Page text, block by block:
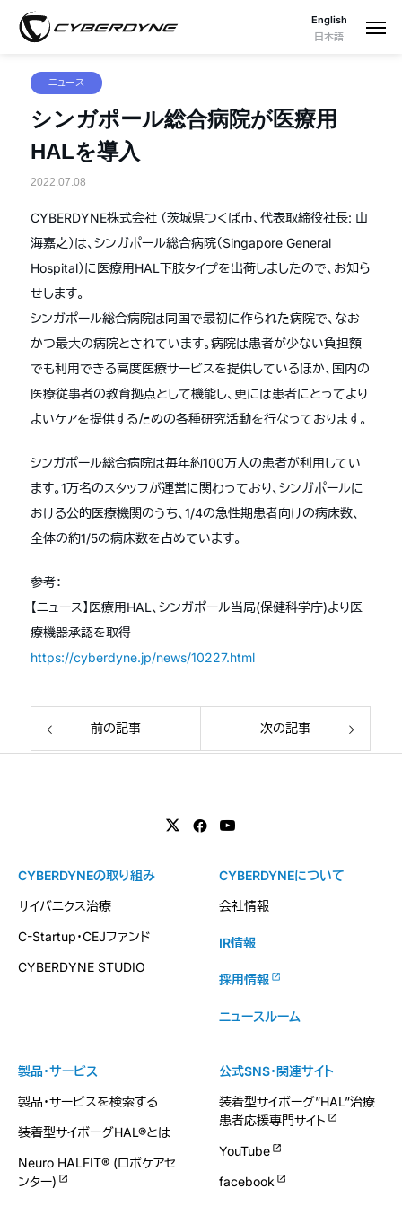
English
日本語
ニュース
シンガポール総合病院が医療用
HALを導入
2022.07.08
CYBERDYNE株式会社 （茨城県つくば市、代表取締役社長: 山
海嘉之）は、シンガポール総合病院（Singapore General
Hospital）に医療用HAL下肢タイプを出荷しましたので、お知ら
せします。
シンガポール総合病院は同国で最初に作られた病院で、なお
かつ最大の病院とされています。病院は患者が少ない負担額
でも利用できる高度医療サービスを提供しているほか、国内の
医療従事者の教育拠点として機能し、更には患者にとってより
よいケアを提供するための各種研究活動を行なっております。
シンガポール総合病院は毎年約100万人の患者が利用してい
ます。1万名のスタッフが運営に関わっており、シンガポールに
おける公的医療機関のうち、1/4の急性期患者向けの病床数、
全体の約1/5の病床数を占めています。
参考：
【ニュース】医療用HAL、シンガポール当局(保健科学庁)より医
療機器承認を取得
https://cyberdyne.jp/news/10227.html
前の記事 次の記事
製品・サービス
製品・サービスを検索する
装着型サイボーグHAL®とは
Neuro HALFIT® (ロボケアセ
ンター)
CYBERDYNEの取り組み
サイバニクス治療
C-Startup・CEJファンド
CYBERDYNE STUDIO
CYBERDYNEについて
会社情報
IR情報
採用情報
ニュースルーム
公式SNS・関連サイト
装着型サイボーグ”HAL”治療
患者応援専門サイト
YouTube
facebook